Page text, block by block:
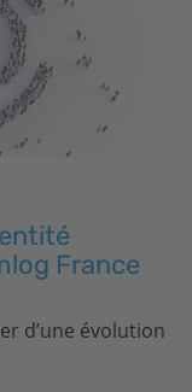
France
d’une évolution